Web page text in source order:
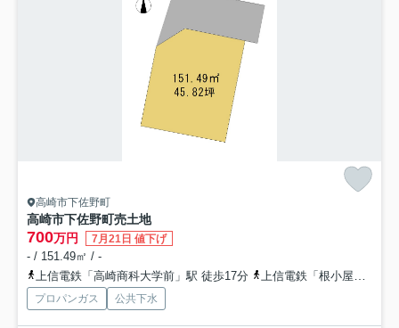
高崎市下佐野町
高崎市下佐野町売土地
700万円 7月21日 値下げ
- / 151.49㎡ / -
上信電鉄「高崎商科大学前」駅 徒歩17分
上信電鉄「根小屋」駅 徒歩25分
プロパンガス 公共下水